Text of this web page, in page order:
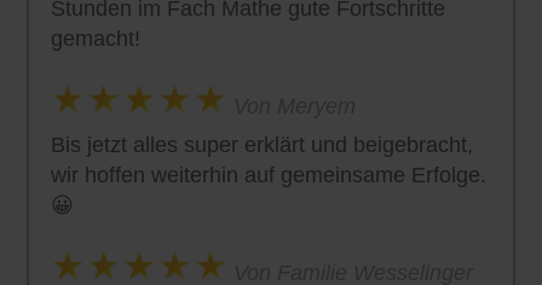
Stunden im Fach Mathe gute Fortschritte
gemacht!
Bis jetzt alles super erklärt und beigebracht,
wir hoffen weiterhin auf gemeinsame Erfolge.
😀